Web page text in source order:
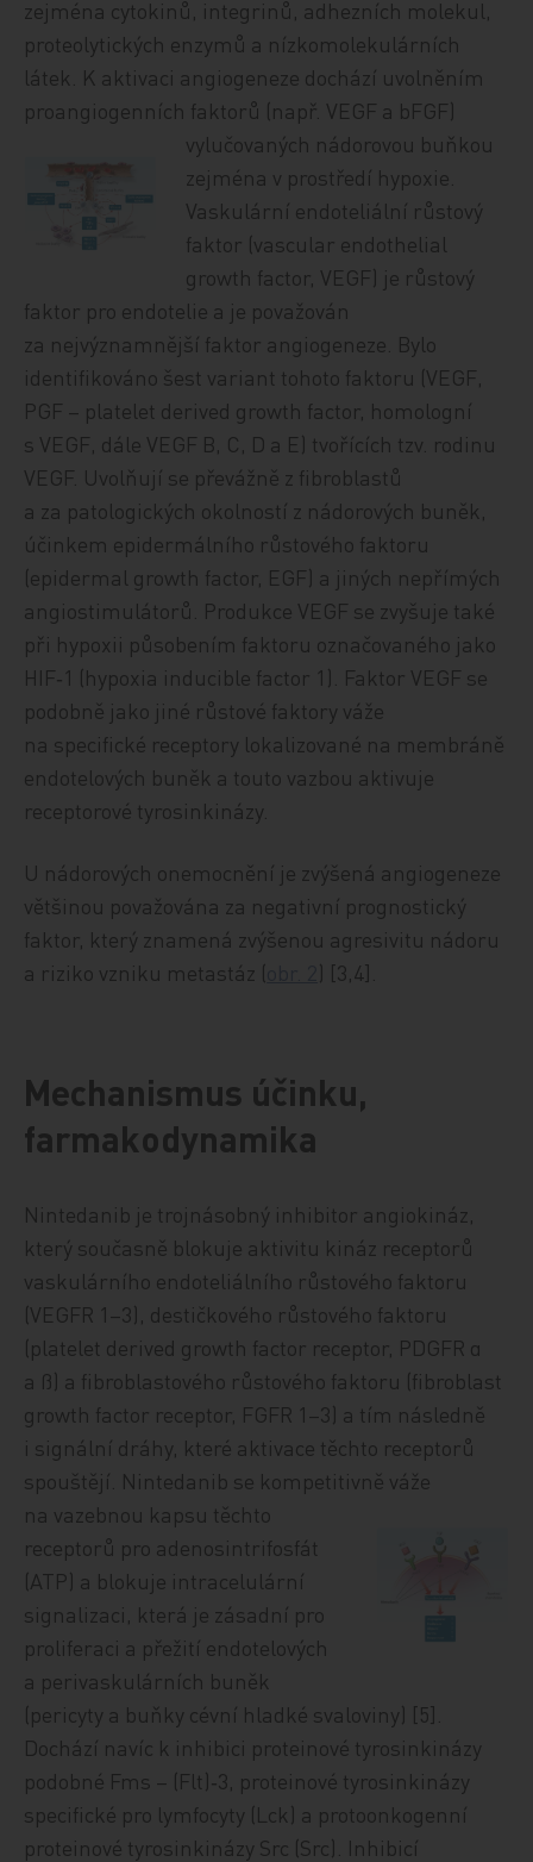
zejména cytokinů, integrinů, adhezních molekul,
proteolytických enzymů a nízkomolekulárních
látek. K aktivaci angiogeneze dochází uvolněním
proangiogenních faktorů (např. VEGF a bFGF)
vylučovaných nádorovou buňkou
zejména v prostředí hypoxie.
Vaskulární endoteliální růstový
faktor (vascular endothelial
growth factor, VEGF) je růstový
faktor pro endotelie a je považován
za nejvýznamnější faktor angiogeneze. Bylo
identifikováno šest variant tohoto faktoru (VEGF,
PGF – platelet derived growth factor, homologní
s VEGF, dále VEGF B, C, D a E) tvořících tzv. rodinu
VEGF. Uvolňují se převážně z fibroblastů
a za patologických okolností z nádorových buněk,
účinkem epidermálního růstového faktoru
(epidermal growth factor, EGF) a jiných nepřímých
angiostimulátorů. Produkce VEGF se zvyšuje také
při hypoxii působením faktoru označovaného jako
HIF‑1 (hypoxia inducible factor 1). Faktor VEGF se
podobně jako jiné růstové faktory váže
na specifické receptory lokalizované na membráně
endotelových buněk a touto vazbou aktivuje
receptorové tyrosinkinázy.
U nádorových onemocnění je zvýšená angiogeneze
většinou považována za negativní prognostický
faktor, který znamená zvýšenou agresivitu nádoru
a riziko vzniku metastáz (
) [3,4].
Mechanismus účinku,
farmakodynamika
Nintedanib je trojnásobný inhibitor angiokináz,
který současně blokuje aktivitu kináz receptorů
vaskulárního endoteliálního růstového faktoru
(VEGFR 1–3), destičkového růstového faktoru
(platelet derived growth factor receptor, PDGFR α
a ß) a fibroblastového růstového faktoru (fibroblast
growth factor receptor, FGFR 1–3) a tím následně
i signální dráhy, které aktivace těchto receptorů
spouštějí. Nintedanib se kompetitivně váže
na vazebnou kapsu těchto
receptorů pro adenosintrifosfát
(ATP) a blokuje intracelulární
signalizaci, která je zásadní pro
proliferaci a přežití endotelových
a perivaskulárních buněk
(pericyty a buňky cévní hladké svaloviny) [5].
Dochází navíc k inhibici proteinové tyrosinkinázy
podobné Fms – (Flt)‑3, proteinové tyrosinkinázy
specifické pro lymfocyty (Lck) a protoonkogenní
proteinové tyrosinkinázy Src (Src). Inhibicí